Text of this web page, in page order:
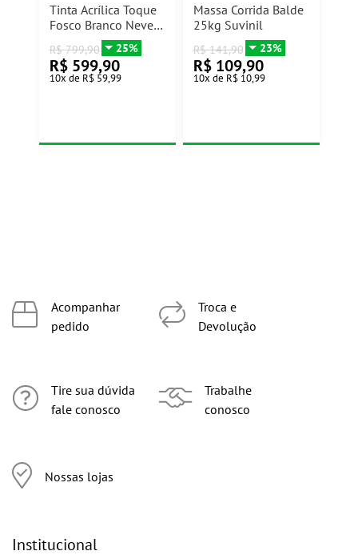
Tinta Acrílica Toque
Fosco Branco Neve
18L Suvinil
R$ 799,90 25%
R$ 599,90
10x de R$ 59,99
Massa Corrida Balde
25kg Suvinil
R$ 141,90 23%
R$ 109,90
10x de R$ 10,99
Acompanhar
pedido
Tire sua dúvida
fale conosco
Nossas lojas
Troca e
Devolução
Trabalhe
conosco
Institucional